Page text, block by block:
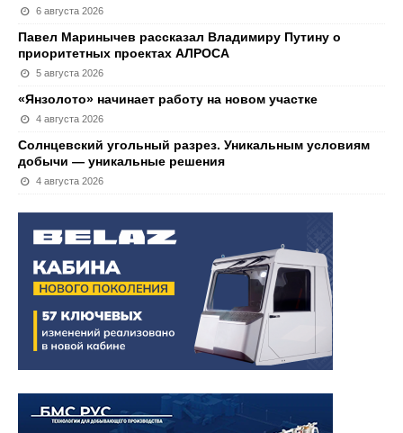
6 августа 2026
Павел Маринычев рассказал Владимиру Путину о
приоритетных проектах АЛРОСА
5 августа 2026
«Янзолото» начинает работу на новом участке
4 августа 2026
Солнцевский угольный разрез. Уникальным условиям
добычи — уникальные решения
4 августа 2026